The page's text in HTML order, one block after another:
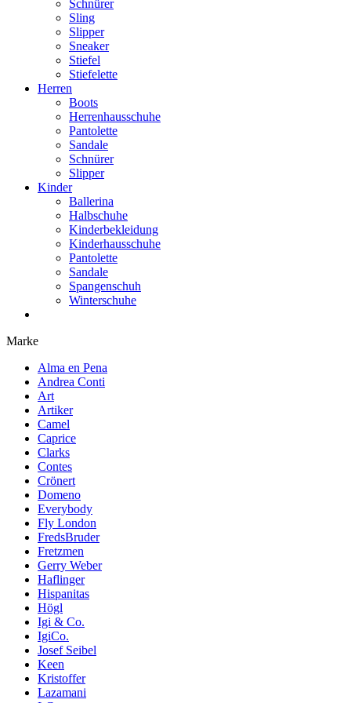
Schnürer
Sling
Slipper
Sneaker
Stiefel
Stiefelette
Herren
Boots
Herrenhausschuhe
Pantolette
Sandale
Schnürer
Slipper
Kinder
Ballerina
Halbschuhe
Kinderbekleidung
Kinderhausschuhe
Pantolette
Sandale
Spangenschuh
Winterschuhe
Marke
Alma en Pena
Andrea Conti
Art
Artiker
Camel
Caprice
Clarks
Contes
Crönert
Domeno
Everybody
Fly London
FredsBruder
Fretzmen
Gerry Weber
Haflinger
Hispanitas
Högl
Igi & Co.
IgiCo.
Josef Seibel
Keen
Kristoffer
Lazamani